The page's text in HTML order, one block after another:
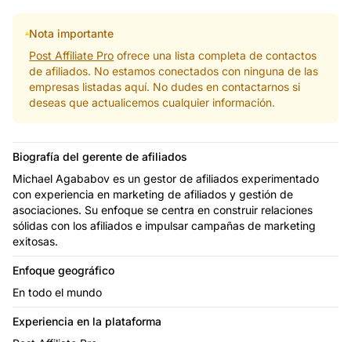
Nota importante
Post Affiliate Pro ofrece una lista completa de contactos
de afiliados. No estamos conectados con ninguna de las
empresas listadas aquí. No dudes en contactarnos si
deseas que actualicemos cualquier información.
Biografía del gerente de afiliados
Michael Agababov es un gestor de afiliados experimentado
con experiencia en marketing de afiliados y gestión de
asociaciones. Su enfoque se centra en construir relaciones
sólidas con los afiliados e impulsar campañas de marketing
exitosas.
Enfoque geográfico
En todo el mundo
Experiencia en la plataforma